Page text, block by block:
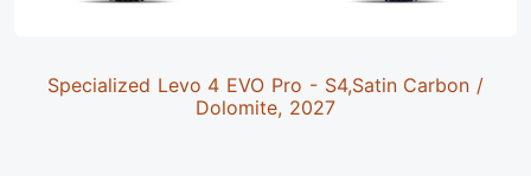
Specialized Levo 4 EVO Pro - S4,Satin Carbon /
Dolomite, 2027